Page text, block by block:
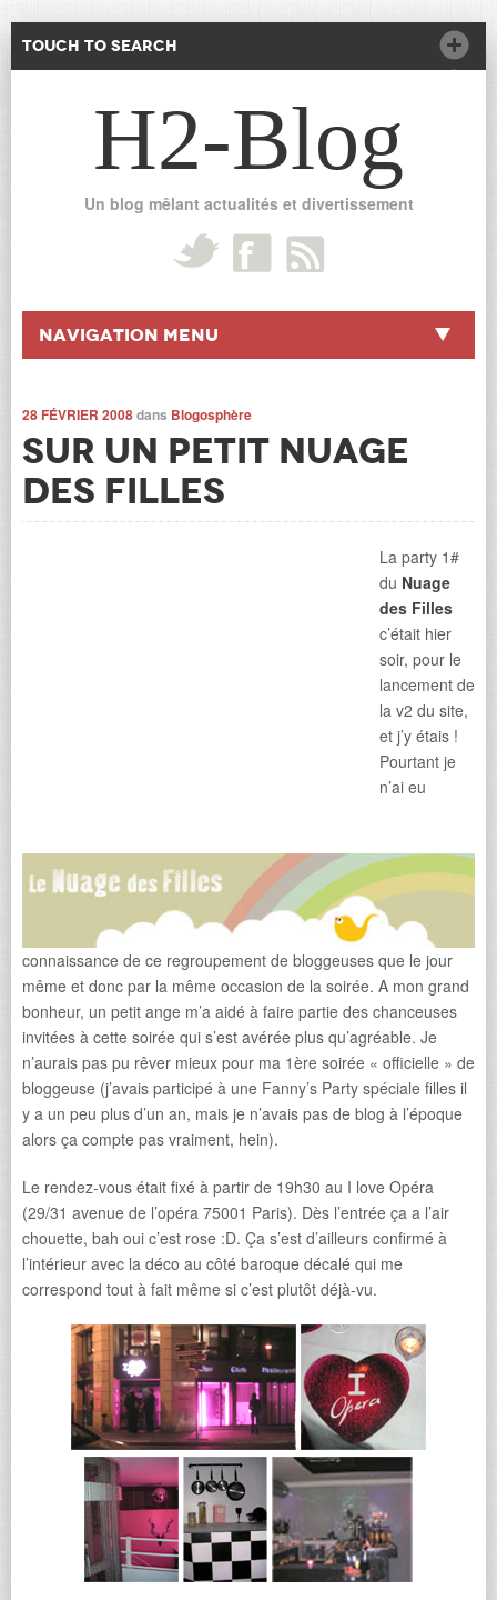
Touch to Search
H2-Blog
Un blog mêlant actualités et divertissement
Navigation Menu
28 FÉVRIER 2008dans Blogosphère
Sur un petit Nuage
des Filles
La party 1#
du Nuage
des Filles
c’était hier
soir, pour le
lancement de
la v2 du site,
et j’y étais !
Pourtant je
n’ai eu
connaissance de ce regroupement de bloggeuses que le jour
même et donc par la même occasion de la soirée. A mon grand
bonheur, un petit ange m’a aidé à faire partie des chanceuses
invitées à cette soirée qui s’est avérée plus qu’agréable. Je
n’aurais pas pu rêver mieux pour ma 1ère soirée « officielle » de
bloggeuse (j’avais participé à une Fanny’s Party spéciale filles il
y a un peu plus d’un an, mais je n’avais pas de blog à l’époque
alors ça compte pas vraiment, hein).
Le rendez-vous était fixé à partir de 19h30 au I love Opéra
(29/31 avenue de l’opéra 75001 Paris). Dès l’entrée ça a l’air
chouette, bah oui c’est rose :D. Ça s’est d’ailleurs confirmé à
l’intérieur avec la déco au côté baroque décalé qui me
correspond tout à fait même si c’est plutôt déjà-vu.